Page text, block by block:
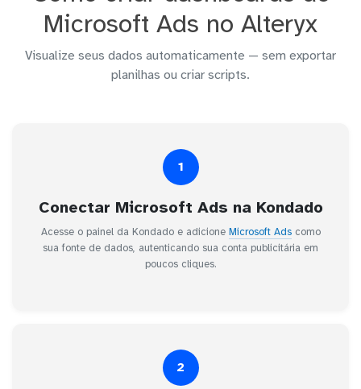
Microsoft Ads no Alteryx
Visualize seus dados automaticamente — sem exportar
planilhas ou criar scripts.
1
Conectar Microsoft Ads na Kondado
Acesse o painel da Kondado e adicione Microsoft Adscomo
sua fonte de dados, autenticando sua conta publicitária em
poucos cliques.
2